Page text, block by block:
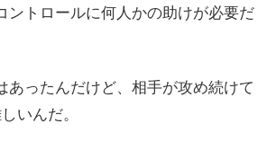
ントロールに何人かの助けが必要だ
あったんだけど、相手が攻め続けて
いんだ。